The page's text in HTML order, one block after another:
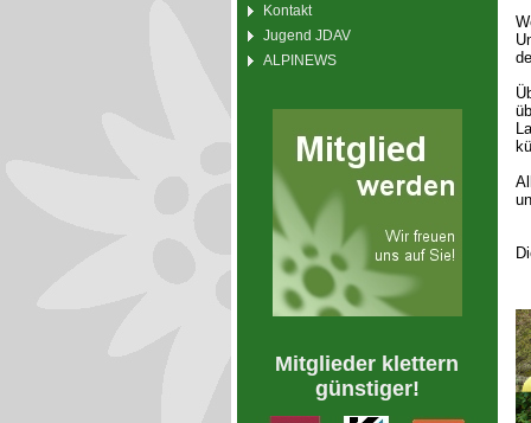
Kontakt
Jugend JDAV
ALPINEWS
Mitglieder klettern
günstiger!